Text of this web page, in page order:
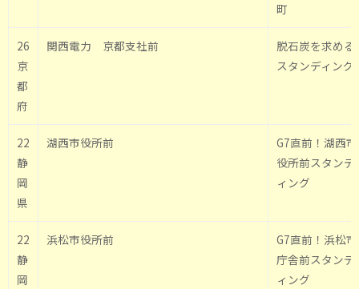
町
26
京
都
府
関西電力 京都支社前
脱石炭を求める
スタンディング
22
静
岡
県
湖西市役所前
G7直前！湖西市
役所前スタンデ
ィング
22
静
岡
浜松市役所前
G7直前！浜松市
庁舎前スタンデ
ィング